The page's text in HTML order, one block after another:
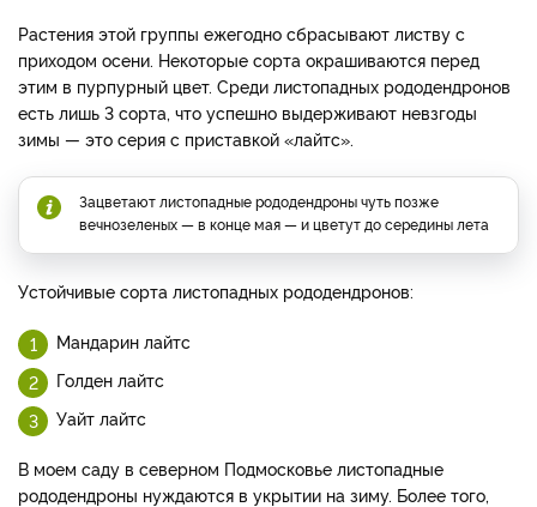
Растения этой группы ежегодно сбрасывают листву с
приходом осени. Некоторые сорта окрашиваются перед
этим в пурпурный цвет. Среди листопадных рододендронов
есть лишь 3 сорта, что успешно выдерживают невзгоды
зимы — это серия с приставкой «лайтс».
Зацветают листопадные рододендроны чуть позже
вечнозеленых — в конце мая — и цветут до середины лета
Устойчивые сорта листопадных рододендронов:
Мандарин лайтс
Голден лайтс
Уайт лайтс
В моем саду в северном Подмосковье листопадные
рододендроны нуждаются в укрытии на зиму. Более того,